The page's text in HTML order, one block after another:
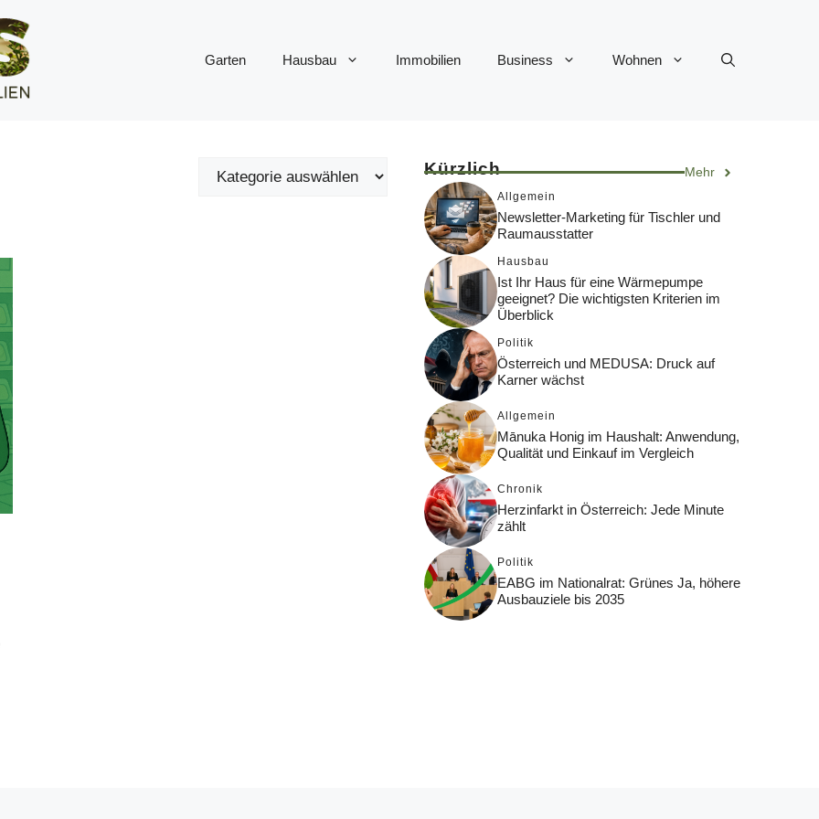
Garten Hausbau Immobilien Business Wohnen
Kürzlich Mehr
Allgemein
Newsletter-Marketing für Tischler und
Raumausstatter
Hausbau
Ist Ihr Haus für eine Wärmepumpe
geeignet? Die wichtigsten Kriterien im
Überblick
Politik
Österreich und MEDUSA: Druck auf
Karner wächst
Allgemein
Mānuka Honig im Haushalt: Anwendung,
Qualität und Einkauf im Vergleich
Chronik
Herzinfarkt in Österreich: Jede Minute
zählt
Politik
EABG im Nationalrat: Grünes Ja, höhere
Ausbauziele bis 2035